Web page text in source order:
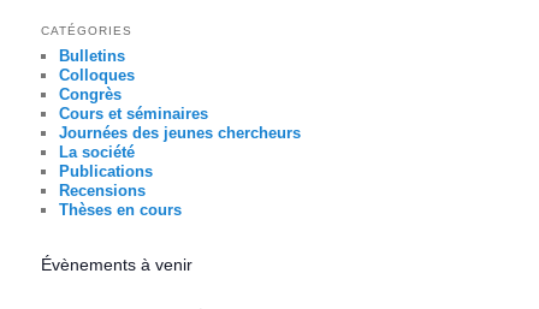
CATÉGORIES
Bulletins
Colloques
Congrès
Cours et séminaires
Journées des jeunes chercheurs
La société
Publications
Recensions
Thèses en cours
Évènements à venir